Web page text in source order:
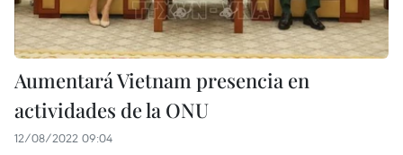
Aumentará Vietnam presencia en
actividades de la ONU
12/08/2022 09:04